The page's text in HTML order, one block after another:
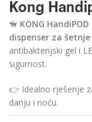
Kong
🦮 KONG
dispenser za
antibakterijski gel i
sigurnost.
👉 Idealno rješenje
danju i noću.